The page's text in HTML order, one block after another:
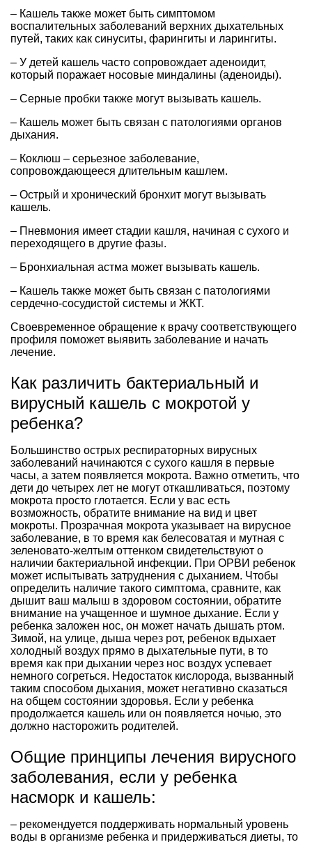
– Кашель также может быть симптомом
воспалительных заболеваний верхних дыхательных
путей, таких как синуситы, фарингиты и ларингиты.
– У детей кашель часто сопровождает аденоидит,
который поражает носовые миндалины (аденоиды).
– Серные пробки также могут вызывать кашель.
– Кашель может быть связан с патологиями органов
дыхания.
– Коклюш – серьезное заболевание,
сопровождающееся длительным кашлем.
– Острый и хронический бронхит могут вызывать
кашель.
– Пневмония имеет стадии кашля, начиная с сухого и
переходящего в другие фазы.
– Бронхиальная астма может вызывать кашель.
– Кашель также может быть связан с патологиями
сердечно-сосудистой системы и ЖКТ.
Своевременное обращение к врачу соответствующего
профиля поможет выявить заболевание и начать
лечение.
Как различить бактериальный и
вирусный кашель с мокротой у
ребенка?
Большинство острых респираторных вирусных
заболеваний начинаются с сухого кашля в первые
часы, а затем появляется мокрота. Важно отметить, что
дети до четырех лет не могут откашливаться, поэтому
мокрота просто глотается. Если у вас есть
возможность, обратите внимание на вид и цвет
мокроты. Прозрачная мокрота указывает на вирусное
заболевание, в то время как белесоватая и мутная с
зеленовато-желтым оттенком свидетельствуют о
наличии бактериальной инфекции. При ОРВИ ребенок
может испытывать затруднения с дыханием. Чтобы
определить наличие такого симптома, сравните, как
дышит ваш малыш в здоровом состоянии, обратите
внимание на учащенное и шумное дыхание. Если у
ребенка заложен нос, он может начать дышать ртом.
Зимой, на улице, дыша через рот, ребенок вдыхает
холодный воздух прямо в дыхательные пути, в то
время как при дыхании через нос воздух успевает
немного согреться. Недостаток кислорода, вызванный
таким способом дыхания, может негативно сказаться
на общем состоянии здоровья. Если у ребенка
продолжается кашель или он появляется ночью, это
должно насторожить родителей.
Общие принципы лечения вирусного
заболевания, если у ребенка
насморк и кашель:
– рекомендуется поддерживать нормальный уровень
воды в организме ребенка и придерживаться диеты, то